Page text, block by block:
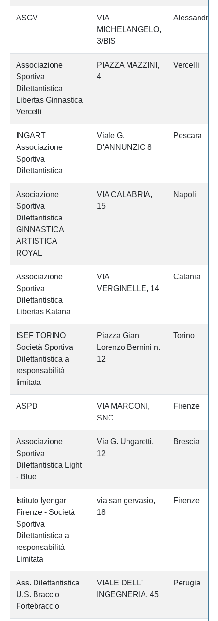
ASGV
VIA
MICHELANGELO,
3/BIS
Alessandria
Associazione
Sportiva
Dilettantistica
Libertas Ginnastica
Vercelli
PIAZZA MAZZINI,
4
Vercelli
INGART
Associazione
Sportiva
Dilettantistica
Viale G.
D'ANNUNZIO 8
Pescara
Asociazione
Sportiva
Dilettantistica
GINNASTICA
ARTISTICA
ROYAL
VIA CALABRIA,
15
Napoli
Associazione
Sportiva
Dilettantistica
Libertas Katana
VIA
VERGINELLE, 14
Catania
ISEF TORINO
Società Sportiva
Dilettantistica a
responsabilità
limitata
Piazza Gian
Lorenzo Bernini n.
12
Torino
ASPD
VIA MARCONI,
SNC
Firenze
Associazione
Sportiva
Dilettantistica Light
- Blue
Via G. Ungaretti,
12
Brescia
Istituto Iyengar
Firenze - Società
Sportiva
Dilettantistica a
responsabilità
Limitata
via san gervasio,
18
Firenze
Ass. Dilettantistica
U.S. Braccio
Fortebraccio
VIALE DELL'
INGEGNERIA, 45
Perugia